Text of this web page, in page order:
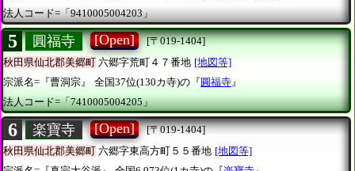
法人コード=「9410005004203」
5 圓福寺 [Open]
[〒019-1404]
秋田県仙北郡美郷町 六郷字荒町４７番地 [地図等]
宗派名=『曹洞宗』
全国37位(130カ寺)の『 圓福寺』
法人コード=「7410005004205」
6 楽寶寺 [Open]
[〒019-1404]
秋田県仙北郡美郷町 六郷字東高方町５５番地 [地図等]